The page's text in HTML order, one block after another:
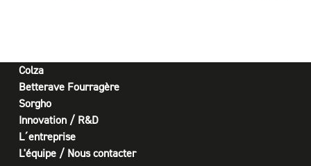
Colza
Betterave Fourragère
Sorgho
Innovation / R&D
L´entreprise
L'équipe / Nous contacter